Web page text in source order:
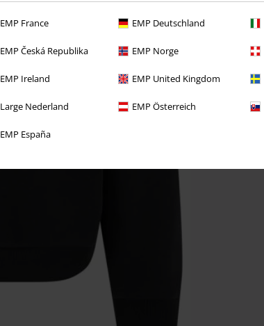
EMP France EMP Deutschland
EMP Česká Republika EMP Norge
EMP Ireland EMP United Kingdom
Large Nederland EMP Österreich
EMP España